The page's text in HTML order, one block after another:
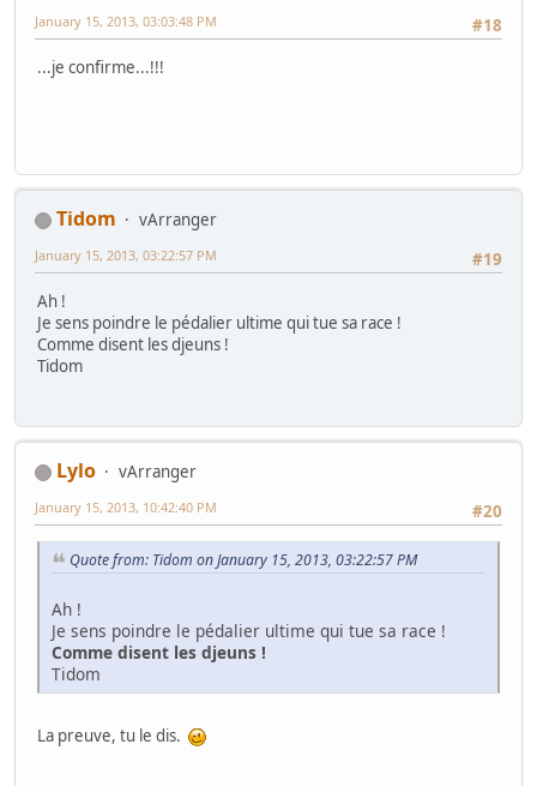
#18
January 15, 2013, 03:03:48 PM
...je confirme...!!!
Tidom
vArranger
#19
January 15, 2013, 03:22:57 PM
Ah !
Je sens poindre le pédalier ultime qui tue sa race !
Comme disent les djeuns !
Tidom
Lylo
vArranger
#20
January 15, 2013, 10:42:40 PM
Quote from: Tidom on January 15, 2013, 03:22:57 PM
Ah !
Je sens poindre le pédalier ultime qui tue sa race !
Comme disent les djeuns !
Tidom
La preuve, tu le dis.